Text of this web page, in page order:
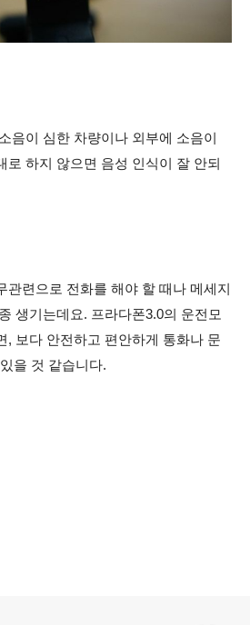
음이 심한 차량이나 외부에 소음이
로 하지 않으면 음성 인식이 잘 안되
관련으로 전화를 해야 할 때나 메세지
생기는데요. 프라다폰3.0의 운전모
, 보다 안전하고 편안하게 통화나 문
을 것 같습니다.